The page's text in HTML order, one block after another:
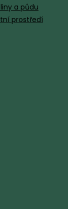
a půdu
prostředí